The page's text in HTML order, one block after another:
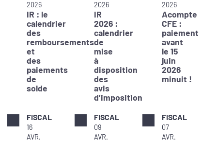
2026
IR : le
calendrier
des
remboursements
et
des
paiements
de
solde
2026
IR
2026 :
calendrier
de
mise
à
disposition
des
avis
d’imposition
2026
Acompte
CFE :
paiement
avant
le 15
juin
2026
minuit !
FISCAL
16
AVR.
FISCAL
09
AVR.
FISCAL
07
AVR.